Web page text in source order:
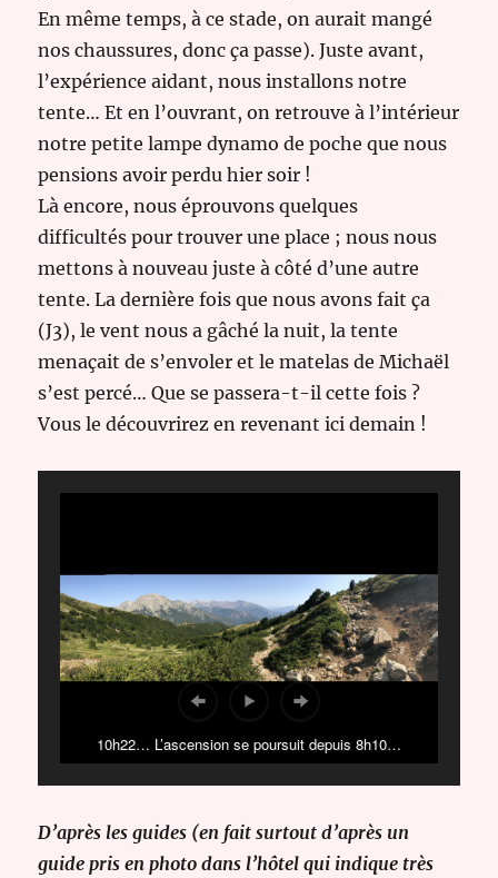
En même temps, à ce stade, on aurait mangé
nos chaussures, donc ça passe). Juste avant,
l’expérience aidant, nous installons notre
tente… Et en l’ouvrant, on retrouve à l’intérieur
notre petite lampe dynamo de poche que nous
pensions avoir perdu hier soir !
Là encore, nous éprouvons quelques
difficultés pour trouver une place ; nous nous
mettons à nouveau juste à côté d’une autre
tente. La dernière fois que nous avons fait ça
(J3), le vent nous a gâché la nuit, la tente
menaçait de s’envoler et le matelas de Michaël
s’est percé… Que se passera-t-il cette fois ?
Vous le découvrirez en revenant ici demain !
10h22… L’ascension se poursuit depuis 8h10…
D’après les guides (en fait surtout d’après un
guide pris en photo dans l’hôtel qui indique très